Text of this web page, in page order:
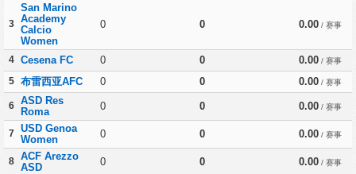
3
San Marino
Academy
Calcio
Women
0 0 0.00 / 赛事
4 Cesena FC 0 0 0.00 / 赛事
5 布雷西亚AFC 0 0 0.00 / 赛事
6
ASD Res
Roma
0 0 0.00 / 赛事
7
USD Genoa
Women
0 0 0.00 / 赛事
8
ACF Arezzo
ASD
0 0 0.00 / 赛事